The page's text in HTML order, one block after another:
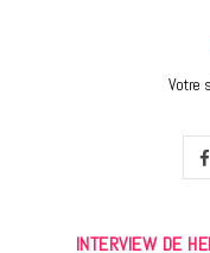
Votre
F
INTERVIEW DE